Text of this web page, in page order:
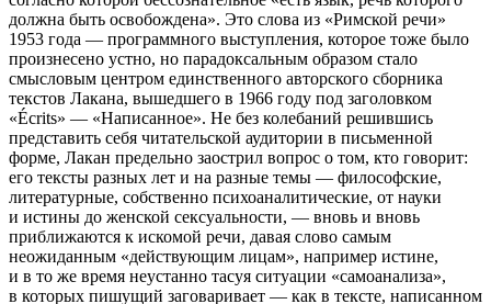
должна быть освобождена». Это слова из «Римской речи»
1953 года — программного выступления, которое тоже было
произнесено устно, но парадоксальным образом стало
смысловым центром единственного авторского сборника
текстов Лакана, вышедшего в 1966 году под заголовком
«Écrits» — «Написанное». Не без колебаний решившись
представить себя читательской аудитории в письменной
форме, Лакан предельно заострил вопрос о том, кто говорит:
его тексты разных лет и на разные темы — философские,
литературные, собственно психоаналитические, от науки
и истины до женской сексуальности, — вновь и вновь
приближаются к искомой речи, давая слово самым
неожиданным «действующим лицам», например истине,
и в то же время неустанно тасуя ситуации «самоанализа»,
в которых пишущий заговаривает — как в тексте, написанном